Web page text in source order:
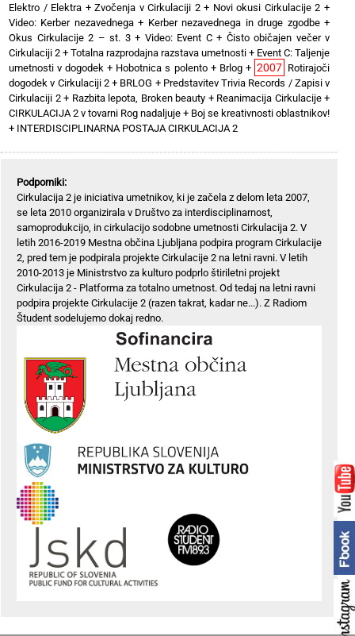
Elektro / Elektra +Zvočenja v Cirkulaciji 2+ Novi okusi Cirkulacije 2 +
Video: Kerber nezavednega+ Kerber nezavednega in druge zgodbe+
Okus Cirkulacije 2 – st. 3+ Video: Event C+ Čisto običajen večer v
Cirkulaciji 2 + Totalna razprodajna razstava umetnosti + Event C: Taljenje
umetnosti v dogodek + Hobotnica s polento+ Brlog+ 2007 Rotirajoči
dogodek v Cirkulaciji 2+ BRLOG + Predstavitev Trivia Records / Zapisi v
Cirkulaciji 2+ Razbita lepota, Broken beauty + Reanimacija Cirkulacije+
CIRKULACIJA 2 v tovarni Rog nadaljuje + Boj se kreativnosti oblastnikov!
+ INTERDISCIPLINARNA POSTAJA CIRKULACIJA 2
Podporniki:
Cirkulacija 2 je iniciativa umetnikov, ki je začela z delom leta 2007,
se leta 2010 organizirala v Društvo za interdisciplinarnost,
samoprodukcijo, in cirkulacijo sodobne umetnosti Cirkulacija 2. V
letih 2016-2019 Mestna občina Ljubljana podpira program Cirkulacije
2, pred tem je podpirala projekte Cirkulacije 2 na letni ravni. V letih
2010-2013 je Ministrstvo za kulturo podprlo štiriletni projekt
Cirkulacija 2 - Platforma za totalno umetnost. Od tedaj na letni ravni
podpira projekte Cirkulacije 2 (razen takrat, kadar ne...). Z Radiom
Študent sodelujemo dokaj redno.